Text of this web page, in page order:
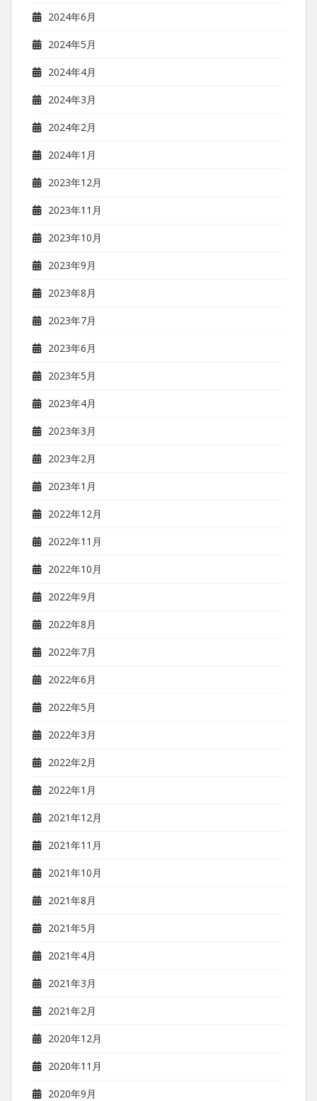
2024年6月
2024年5月
2024年4月
2024年3月
2024年2月
2024年1月
2023年12月
2023年11月
2023年10月
2023年9月
2023年8月
2023年7月
2023年6月
2023年5月
2023年4月
2023年3月
2023年2月
2023年1月
2022年12月
2022年11月
2022年10月
2022年9月
2022年8月
2022年7月
2022年6月
2022年5月
2022年3月
2022年2月
2022年1月
2021年12月
2021年11月
2021年10月
2021年8月
2021年5月
2021年4月
2021年3月
2021年2月
2020年12月
2020年11月
2020年9月